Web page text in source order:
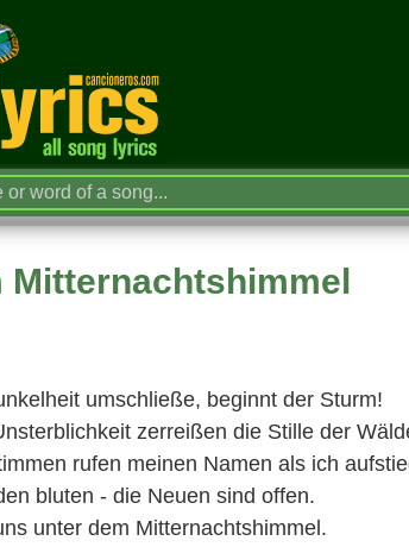
Mitternachtshimmel
umschließe, beginnt der Sturm!
zerreißen die Stille der
rufen meinen Namen als ich
bluten - die Neuen sind offen.
unter dem Mitternachtshimmel.